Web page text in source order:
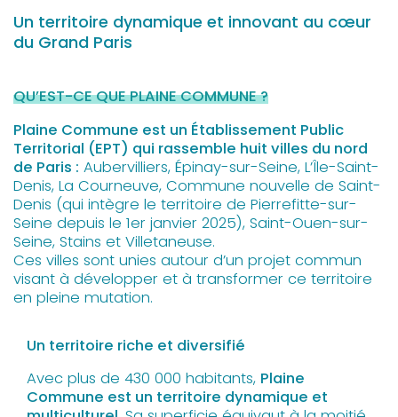
Un territoire dynamique et innovant au cœur
du Grand Paris
QU’EST-CE QUE PLAINE COMMUNE ?
Plaine Commune est un Établissement Public
Territorial (EPT) qui rassemble huit villes du nord
de Paris : Aubervilliers, Épinay-sur-Seine, L’Île-Saint-
Denis, La Courneuve, Commune nouvelle de Saint-
Denis (qui intègre le territoire de Pierrefitte-sur-
Seine depuis le 1er janvier 2025), Saint-Ouen-sur-
Seine, Stains et Villetaneuse.
Ces villes sont unies autour d’un projet commun
visant à développer et à transformer ce territoire
en pleine mutation.
Un territoire riche et diversifié
Avec plus de 430 000 habitants, Plaine
Commune est un territoire dynamique et